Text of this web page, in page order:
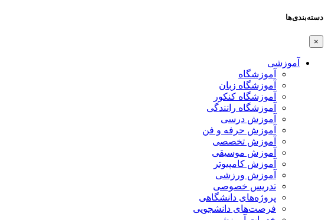
دسته‌بندی‌ها
×
آموزشی
آموزشگاه
آموزشگاه زبان
آموزشگاه کنکور
آموزشگاه رانندگی
آموزش درسی
آموزش حرفه و فن
آموزش تخصصی
آموزش موسیقی
آموزش کامپیوتر
آموزش ورزشی
تدریس خصوصی
پروژه‌های دانشگاهی
فرصت‌های دانشجویی